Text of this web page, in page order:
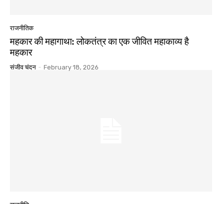
राजनीतिक
महकार की महागाथा: लोकतंत्र का एक जीवित महाकाव्य है
महकार
संजीव चंदन - February 18, 2026